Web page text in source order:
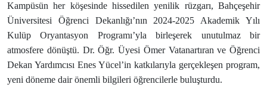
Kampüsün her köşesinde hissedilen yenilik rüzgarı, Bahçeşehir
Üniversitesi Öğrenci Dekanlığı’nın 2024-2025 Akademik Yılı
Kulüp Oryantasyon Programı’yla birleşerek unutulmaz bir
atmosfere dönüştü. Dr. Öğr. Üyesi Ömer Vatanartıran ve Öğrenci
Dekan Yardımcısı Enes Yücel’in katkılarıyla gerçekleşen program,
yeni döneme dair önemli bilgileri öğrencilerle buluşturdu.